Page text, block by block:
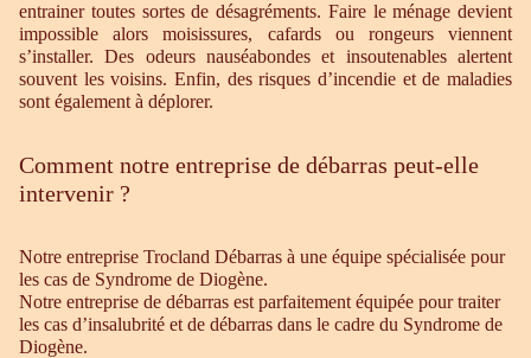
entrainer toutes sortes de désagréments. Faire le ménage devient
impossible alors moisissures, cafards ou rongeurs viennent
s’installer. Des odeurs nauséabondes et insoutenables alertent
souvent les voisins. Enfin, des risques d’incendie et de maladies
sont également à déplorer.
Comment notre entreprise de débarras peut-elle
intervenir ?
Notre entreprise Trocland Débarras à une équipe spécialisée pour
les cas de Syndrome de Diogène.
Notre entreprise de débarras est parfaitement équipée pour traiter
les cas d’insalubrité et de débarras dans le cadre du Syndrome de
Diogène.